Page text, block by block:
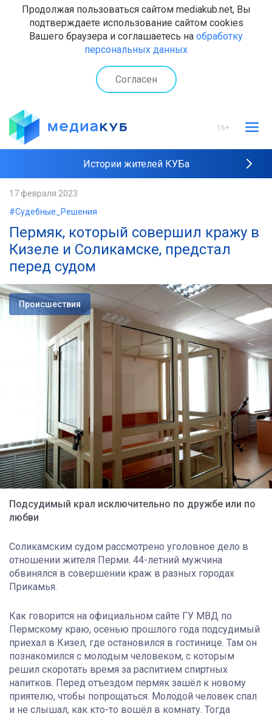
Продолжая пользоваться сайтом mediakub.net, Вы
подтверждаете использование сайтом cookies
Вашего браузера и соглашаетесь на обработку
персональных данных
Согласен
16+
Истории жителей КУБа
17 февраля 2023
#Судебные_Решения
Пермяк, который совершил кражу в
Кизеле и Соликамске, предстал
перед судом
Происшествия
Подсудимый крал исключительно по дружбе или по
любви
Соликамским судом рассмотрено уголовное дело в
отношении жителя Перми. 44-летний мужчина
обвинялся в совершении краж в разных городах
Прикамья.
Как говорится на официальном сайте ГУ МВД по
Пермскому краю, осенью прошлого года подсудимый
приехал в Кизел, где остановился в гостинице. Там он
познакомился с молодым человеком, с которым
решил скоротать время за распитием спиртных
напитков. Перед отъездом пермяк зашёл к новому
приятелю, чтобы попрощаться. Молодой человек спал
и не слышал, как кто-то вошёл в комнату. Тогда